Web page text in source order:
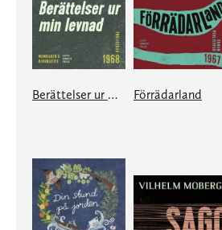
Berättelser ur min levnad Förrädarland